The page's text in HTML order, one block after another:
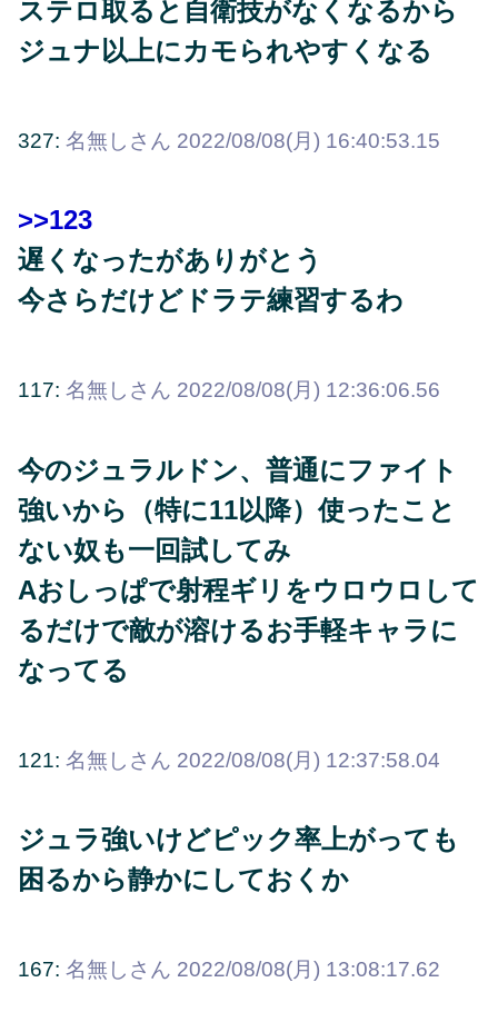
ステロ取ると自衛技がなくなるから
ジュナ以上にカモられやすくなる
327: 名無しさん 2022/08/08(月) 16:40:53.15
>>123
遅くなったがありがとう
今さらだけどドラテ練習するわ
117: 名無しさん 2022/08/08(月) 12:36:06.56
今のジュラルドン、普通にファイト
強いから（特に11以降）使ったこと
ない奴も一回試してみ
Aおしっぱで射程ギリをウロウロして
るだけで敵が溶けるお手軽キャラに
なってる
121: 名無しさん 2022/08/08(月) 12:37:58.04
ジュラ強いけどピック率上がっても
困るから静かにしておくか
167: 名無しさん 2022/08/08(月) 13:08:17.62